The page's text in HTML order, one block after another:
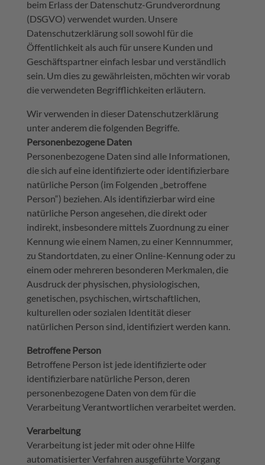
beim Erlass der Datenschutz-Grundverordnung
(DSGVO) verwendet wurden. Unsere
Datenschutzerklärung soll sowohl für die
Öffentlichkeit als auch für unsere Kunden und
Geschäftspartner einfach lesbar und verständlich
sein. Um dies zu gewährleisten, möchten wir vorab
die verwendeten Begrifflichkeiten erläutern.
Wir verwenden in dieser Datenschutzerklärung
unter anderem die folgenden Begriffe.
Personenbezogene Daten
Personenbezogene Daten sind alle Informationen,
die sich auf eine identifizierte oder identifizierbare
natürliche Person (im Folgenden „betroffene
Person“) beziehen. Als identifizierbar wird eine
natürliche Person angesehen, die direkt oder
indirekt, insbesondere mittels Zuordnung zu einer
Kennung wie einem Namen, zu einer Kennnummer,
zu Standortdaten, zu einer Online-Kennung oder zu
einem oder mehreren besonderen Merkmalen, die
Ausdruck der physischen, physiologischen,
genetischen, psychischen, wirtschaftlichen,
kulturellen oder sozialen Identität dieser
natürlichen Person sind, identifiziert werden kann.
Betroffene Person
Betroffene Person ist jede identifizierte oder
identifizierbare natürliche Person, deren
personenbezogene Daten von dem für die
Verarbeitung Verantwortlichen verarbeitet werden.
Verarbeitung
Verarbeitung ist jeder mit oder ohne Hilfe
automatisierter Verfahren ausgeführte Vorgang